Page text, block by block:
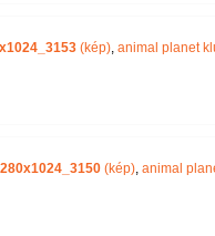
(kép), animal planet
(kép), animal